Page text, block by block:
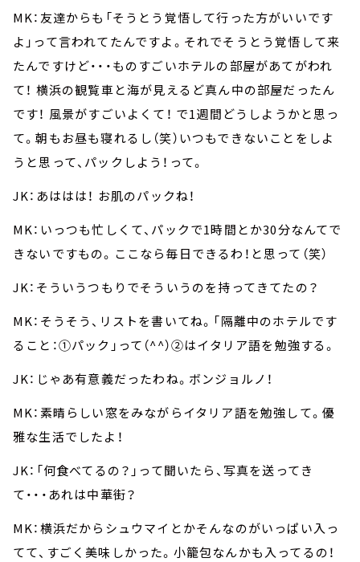
MK：友達からも「そうとう覚悟して行った方がいいです
よ」って言われてたんですよ。それでそうとう覚悟して来
たんですけど・・・ものすごいホテルの部屋があてがわれ
て！ 横浜の観覧車と海が見えるど真ん中の部屋だったん
です！ 風景がすごいよくて！ で1週間どうしようかと思っ
て。朝もお昼も寝れるし（笑）いつもできないことをしよ
うと思って、パックしよう！って。
JK：あははは！ お肌のパックね！
MK：いっつも忙しくて、パックで1時間とか30分なんてで
きないですもの。ここなら毎日できるわ！と思って（笑）
JK：そういうつもりでそういうのを持ってきてたの？
MK：そうそう、リストを書いてね。「隔離中のホテルです
ること：①パック」って（^^）②はイタリア語を勉強する。
JK：じゃあ有意義だったわね。ボンジョルノ！
MK：素晴らしい窓をみながらイタリア語を勉強して。優
雅な生活でしたよ！
JK：「何食べてるの？」って聞いたら、写真を送ってき
て・・・あれは中華街？
MK：横浜だからシュウマイとかそんなのがいっぱい入っ
てて、すごく美味しかった。小籠包なんかも入ってるの！